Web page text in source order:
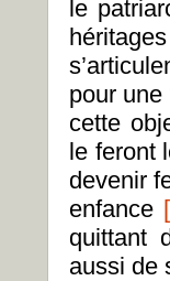
le
pour
cette
le feront
devenir
enfance
quittant
aussi de